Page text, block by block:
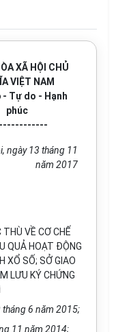
XÃ HỘI CHỦ
VIỆT NAM
Tự do - Hạnh
phúc
ngày 13 tháng 11
năm 2017
VỀ CƠ CHẾ
QUẢ HOẠT ĐỘNG
XỔ SỐ; SỞ GIAO
LƯU KÝ CHỨNG
tháng 6 năm 2015;
11 năm 2014;